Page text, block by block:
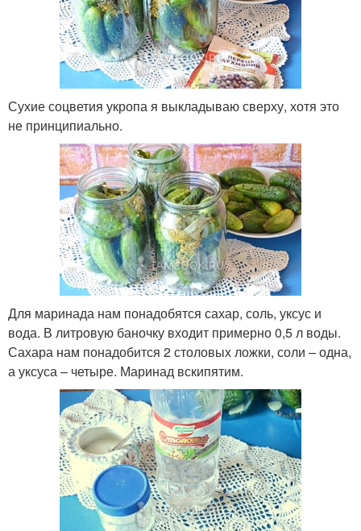
Сухие соцветия укропа я выкладываю сверху, хотя это
не принципиально.
Для маринада нам понадобятся сахар, соль, уксус и
вода. В литровую баночку входит примерно 0,5 л воды.
Сахара нам понадобится 2 столовых ложки, соли – одна,
а уксуса – четыре. Маринад вскипятим.